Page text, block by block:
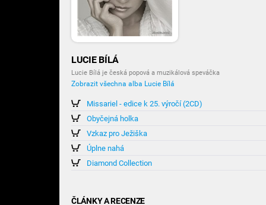
LUCIE BÍLÁ
Lucie Bílá je česká popová a muzikálová speváčka
Zobrazit všechna alba Lucie Bílá
Missariel - edice k 25. výročí (2CD)
Obyčejná holka
Vzkaz pro Ježiška
Úplne nahá
Diamond Collection
ČLÁNKY A RECENZE